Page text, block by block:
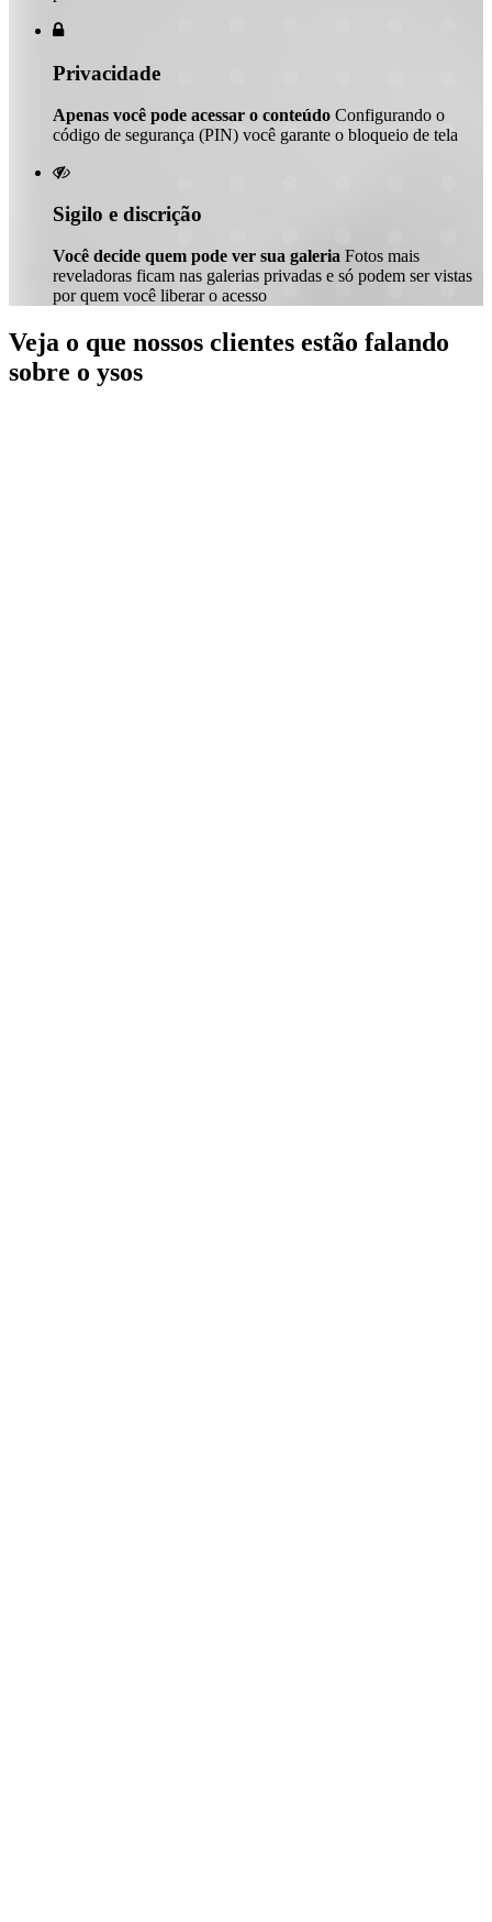

Privacidade
Apenas você pode acessar o conteúdo Configurando o
código de segurança (PIN) você garante o bloqueio de tela

Sigilo e discrição
Você decide quem pode ver sua galeria Fotos mais
reveladoras ficam nas galerias privadas e só podem ser vistas
por quem você liberar o acesso
Veja o que nossos clientes estão falando
sobre o ysos